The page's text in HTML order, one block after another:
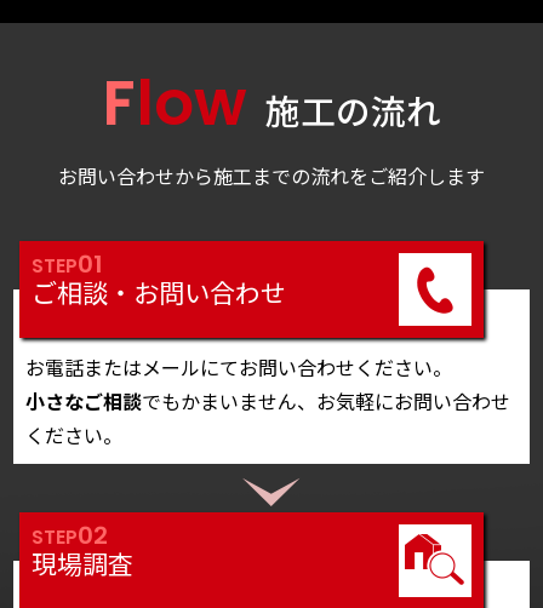
Flow 施工の流れ
お問い合わせから施工までの流れをご紹介します
STEP01
ご相談・お問い合わせ
お電話またはメールにてお問い合わせください。
小さなご相談でもかまいません、お気軽にお問い合わせ
ください。
STEP02
現場調査